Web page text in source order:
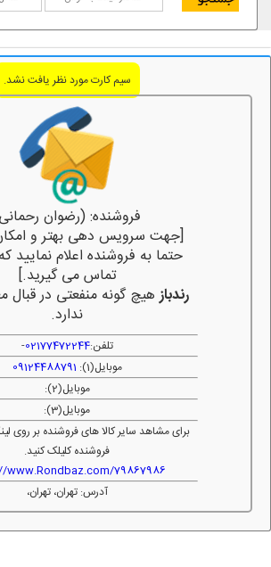
سیم کارت مورد نظر یافت نشد.
فروشنده: (رضوان
[جهت سرویس دهی بهتر و
حتما به فروشنده اعلام نمایید
تماس می گیرید.]
رندبازهیچ گونه منفعتی در قبال
ندارد.
تلفن:02177472244
-
موبایل(1):
09124488791
موبایل(2):
موبایل(3):
برای مشاهد سایر کالا های فروشنده بر
فروشنده کلیلک کنید.
www.Rondbaz.com/79867986
آدرس: تهران، تهران،